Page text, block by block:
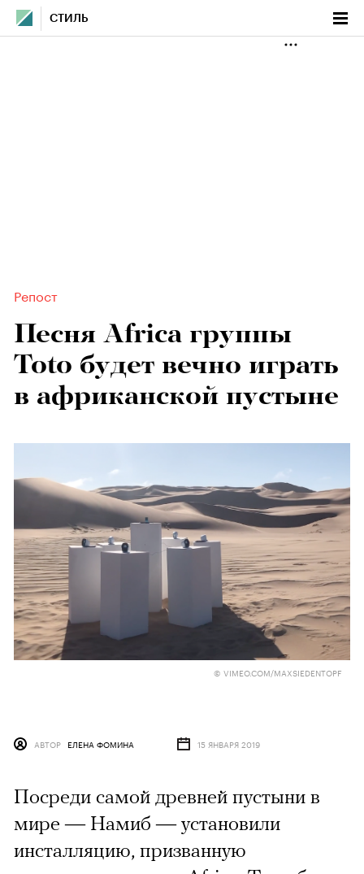
СТИЛЬ
Репост
Песня Africa группы
Toto будет вечно играть
в африканской пустыне
© VIMEO.COM/MAXSIEDENTOPF
АВТОР ЕЛЕНА ФОМИНА 15 ЯНВАРЯ 2019
Посреди самой древней пустыни в
мире — Намиб — установили
инсталляцию, призванную